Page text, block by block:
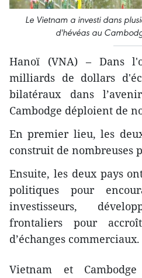
Le Vietnam a investi dans
d'hévéas au
Hanoï (VNA) – Dans
milliards de dollars
bilatéraux dans
Cambodge déploient de
En premier lieu, les
construit de nombreuses
Ensuite, les deux pays
politiques pour
investisseurs,
frontaliers pour
d’échanges commerciaux.
Vietnam et